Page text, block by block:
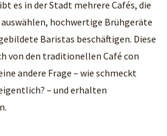
es in der Stadt mehrere Cafés, die
hochwertige Brühgeräte
Baristas beschäftigen. Diese
von den traditionellen Café con
andere Frage – wie schmeckt
– und erhalten